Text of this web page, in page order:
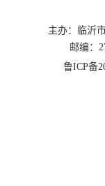
主办：临沂
邮编：
鲁ICP备